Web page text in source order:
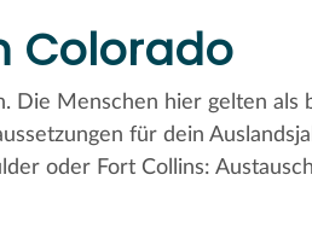
Colorado
Die Menschen hier gelten als
für dein
oder Fort Collins: